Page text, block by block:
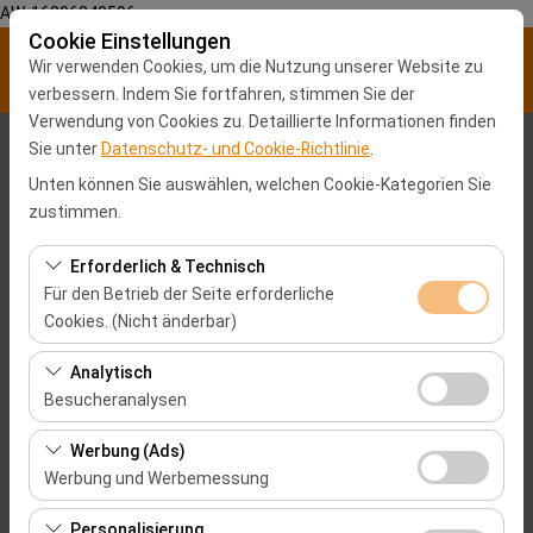
AW-16896840596
Cookie Einstellungen
Wir verwenden Cookies, um die Nutzung unserer Website zu
verbessern. Indem Sie fortfahren, stimmen Sie der
Verwendung von Cookies zu. Detaillierte Informationen finden
Sie unter Datenschutz- und Cookie-Richtlinie
Unten können Sie auswählen, welchen Cookie-Kategorien Sie
zustimmen.
Erforderlich & Technisch
Für den Betrieb der Seite erforderliche
Cookies. (Nicht änderbar)
Diese Cookies sind für das ordnungsgemäße
Funktionieren der Website, die Sicherheit, die
Sitzungsverwaltung und grundlegende Funktionen
erforderlich. Sie können nicht deaktiviert werden.
Analytisch
Besucheranalysen
Diese Cookies ermöglichen es uns, zu analysieren, wie
unsere Website genutzt wird (Besucherzahl,
meistbesuchte Seiten, Nutzerverhalten). Diese Daten
werden verwendet, um die Leistung der Website zu
Werbung (Ads)
Werbung und Werbemessung
Diese Cookies ermöglichen es uns, Ihnen auf Ihre
Abholstation
Malatya Stadtzentrum
Eine andere Rückgabestation auswählen
Abholdatum & Zeit
Rückgabedatum & Zeit